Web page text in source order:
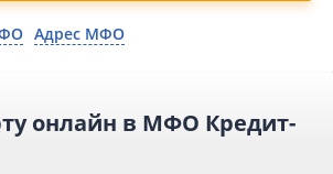
2026 году для отправления заявки
времени. Компания присылает
10 минут и переводит деньги на
Адрес МФО
онлайн в МФО Кредит-